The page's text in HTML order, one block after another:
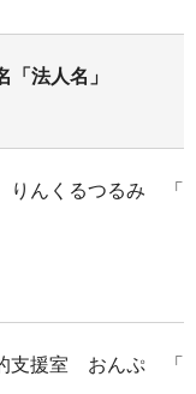
「法人名」
りんくるつるみ 「
支援室 おんぷ 「